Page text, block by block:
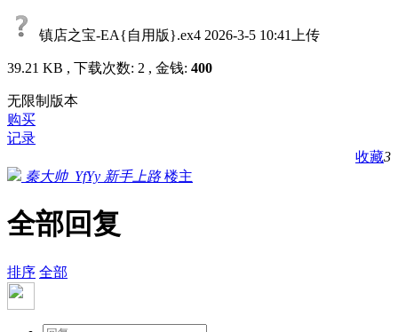
镇店之宝-EA{自用版}.ex4 2026-3-5 10:41上传
39.21 KB , 下载次数: 2 , 金钱: 400
无限制版本
购买
记录
收藏3
秦大帅_YfYy 新手上路 楼主
全部回复
排序 全部